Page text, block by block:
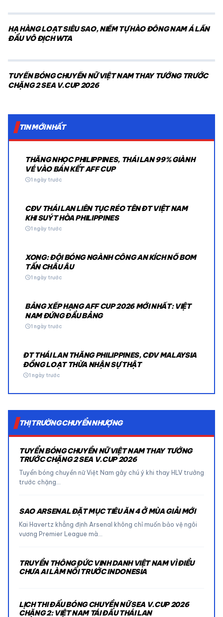
HẠ HÀNG LOẠT SIÊU SAO, NIỀM TỰ HÀO ĐÔNG NAM Á LẦN
ĐẦU VÔ ĐỊCH WTA
TUYỂN BÓNG CHUYỀN NỮ VIỆT NAM THAY TƯỚNG TRƯỚC
CHẶNG 2 SEA V.CUP 2026
TIN MỚI NHẤT
THẮNG NHỌC PHILIPPINES, THÁI LAN 99% GIÀNH
VÉ VÀO BÁN KẾT AFF CUP
schedule1 ngày trước
CĐV THÁI LAN LIÊN TỤC RÉO TÊN ĐT VIỆT NAM
KHI SUÝT HÒA PHILIPPINES
schedule1 ngày trước
XONG: ĐỘI BÓNG NGÀNH CÔNG AN KÍCH NỔ BOM
TẤN CHÂU ÂU
schedule1 ngày trước
BẢNG XẾP HẠNG AFF CUP 2026 MỚI NHẤT: VIỆT
NAM ĐỨNG ĐẦU BẢNG
schedule1 ngày trước
ĐT THÁI LAN THẮNG PHILIPPINES, CĐV MALAYSIA
ĐỒNG LOẠT THỪA NHẬN SỰ THẬT
schedule1 ngày trước
THỊ TRƯỜNG CHUYỂN NHƯỢNG
TUYỂN BÓNG CHUYỀN NỮ VIỆT NAM THAY TƯỚNG
TRƯỚC CHẶNG 2 SEA V.CUP 2026
Tuyển bóng chuyền nữ Việt Nam gây chú ý khi thay HLV trưởng
trước chặng…
SAO ARSENAL ĐẶT MỤC TIÊU ĂN 4 Ở MÙA GIẢI MỚI
Kai Havertz khẳng định Arsenal không chỉ muốn bảo vệ ngôi
vương Premier League mà…
TRUYỀN THÔNG ĐỨC VINH DANH VIỆT NAM VÌ ĐIỀU
CHƯA AI LÀM NỔI TRƯỚC INDONESIA
LỊCH THI ĐẤU BÓNG CHUYỀN NỮ SEA V.CUP 2026
CHẶNG 2: VIỆT NAM TÁI ĐẤU THÁI LAN